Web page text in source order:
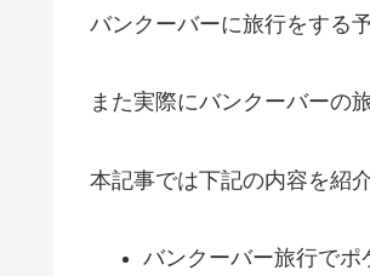
バンクーバーに旅行をする
また実際にバンクーバーの
本記事では下記の内容を紹
バンクーバー旅行でポ